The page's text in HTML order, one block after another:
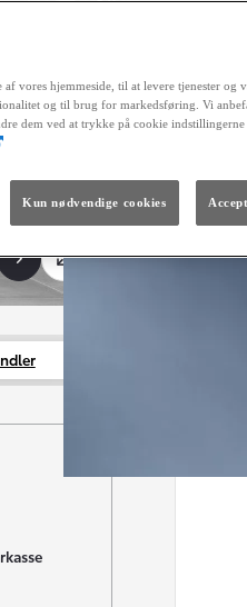
The soul lives on.
vores hjemmeside, til at levere tjenester og
og til brug for markedsføring. Vi
dem ved at trykke på cookie indstillingerne
Kun nødvendige cookies